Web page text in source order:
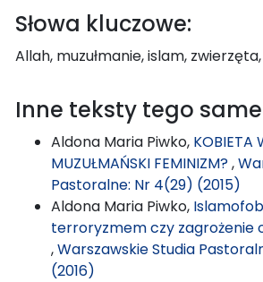
Słowa kluczowe:
Allah, muzułmanie, islam,
Inne teksty tego
Aldona Maria Piwko, KOBIETA
MUZUŁMAŃSKI FEMINIZM?,
Pastoralne: Nr 4(29) (2015)
Aldona Maria Piwko,
terroryzmem czy zagrożenie
,Warszawskie Studia
(2016)